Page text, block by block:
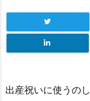
出産祝いに使うの